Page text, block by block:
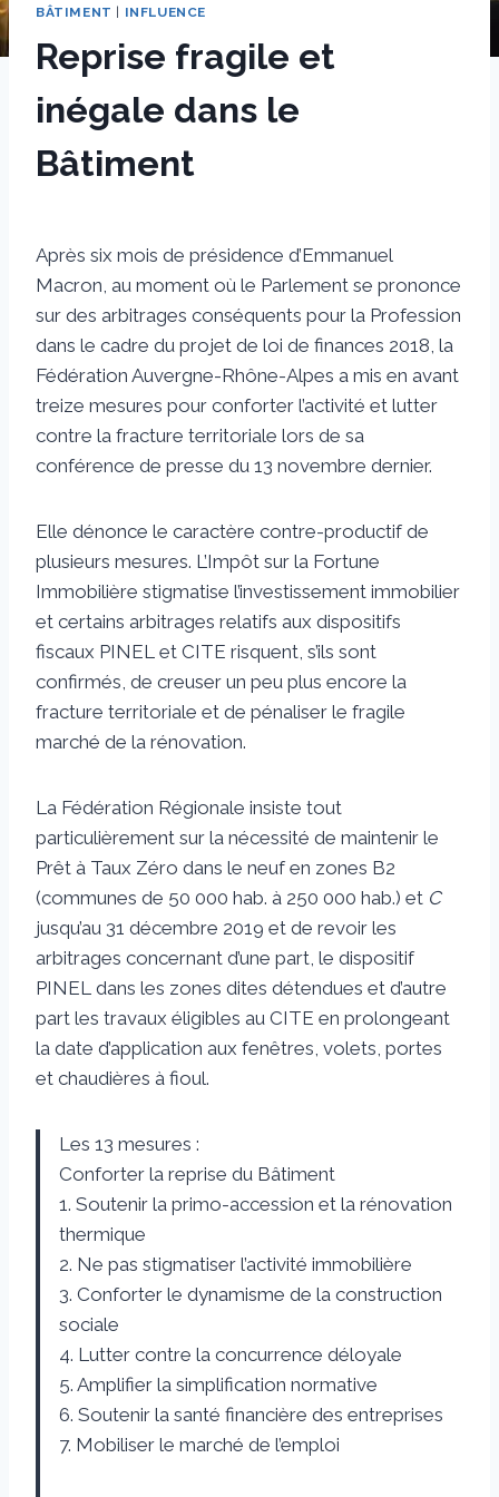
BÂTIMENT | INFLUENCE
Reprise fragile et
inégale dans le
Bâtiment
Après six mois de présidence d’Emmanuel
Macron, au moment où le Parlement se prononce
sur des arbitrages conséquents pour la Profession
dans le cadre du projet de loi de finances 2018, la
Fédération Auvergne-Rhône-Alpes a mis en avant
treize mesures pour conforter l’activité et lutter
contre la fracture territoriale lors de sa
conférence de presse du 13 novembre dernier.
Elle dénonce le caractère contre-productif de
plusieurs mesures. L’Impôt sur la Fortune
Immobilière stigmatise l’investissement immobilier
et certains arbitrages relatifs aux dispositifs
fiscaux PINEL et CITE risquent, s’ils sont
confirmés, de creuser un peu plus encore la
fracture territoriale et de pénaliser le fragile
marché de la rénovation.
La Fédération Régionale insiste tout
particulièrement sur la nécessité de maintenir le
Prêt à Taux Zéro dans le neuf en zones B2
(communes de 50 000 hab. à 250 000 hab.) et C
jusqu’au 31 décembre 2019 et de revoir les
arbitrages concernant d’une part, le dispositif
PINEL dans les zones dites détendues et d’autre
part les travaux éligibles au CITE en prolongeant
la date d’application aux fenêtres, volets, portes
et chaudières à fioul.
Les 13 mesures :
Conforter la reprise du Bâtiment
1. Soutenir la primo-accession et la rénovation
thermique
2. Ne pas stigmatiser l’activité immobilière
3. Conforter le dynamisme de la construction
sociale
4. Lutter contre la concurrence déloyale
5. Amplifier la simplification normative
6. Soutenir la santé financière des entreprises
7. Mobiliser le marché de l’emploi